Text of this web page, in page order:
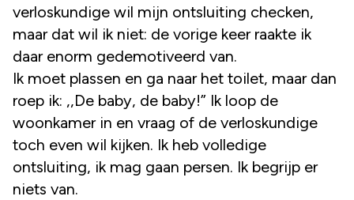
verloskundige wil mijn ontsluiting checken,
maar dat wil ik niet: de vorige keer raakte ik
daar enorm gedemotiveerd van.
Ik moet plassen en ga naar het toilet, maar dan
roep ik: ,,De baby, de baby!” Ik loop de
woonkamer in en vraag of de verloskundige
toch even wil kijken. Ik heb volledige
ontsluiting, ik mag gaan persen. Ik begrijp er
niets van.